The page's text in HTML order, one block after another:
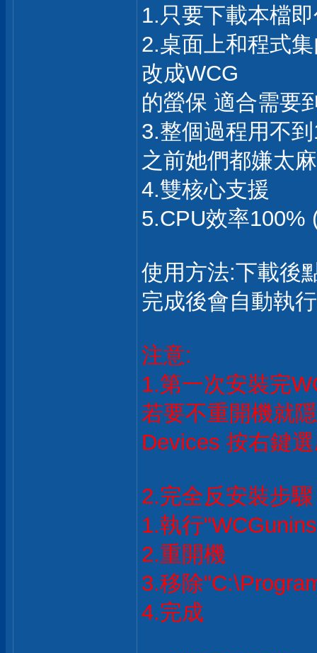
1.只要下載本檔
2.桌面上和程式
改成WCG
的螢保 適合需要
3.整個過程用不
之前她們都嫌太
4.雙核心支援
5.CPU效率100%
使用方法:下載後
完成後會自動執
注意:
1.第一次安裝完
若要不重開機就
Devices 按右鍵
2.完全反安裝步驟
1.執行
2.重開機
3.移除
4.完成